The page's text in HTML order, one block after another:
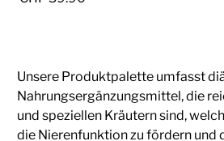
Unsere Produktpalette umfasst
Nahrungsergänzungsmittel, die
und speziellen Kräutern sind,
die Nierenfunktion zu fördern und